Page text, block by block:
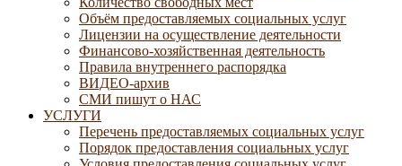
Объём предоставляемых социальных услуг
Лицензии на осуществление деятельности
Финансово-хозяйственная деятельность
Правила внутреннего распорядка
ВИДЕО-архив
СМИ пишут о НАС
УСЛУГИ
Перечень предоставляемых социальных услуг
Порядок предоставления социальных услуг